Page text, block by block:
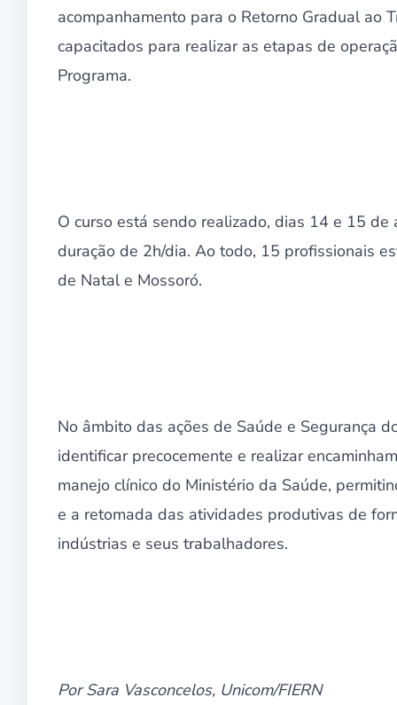
acompanhamento para o Retorno Gradual ao
capacitados para realizar as etapas de
Programa.
O curso está sendo realizado, dias 14 e 15
duração de 2h/dia. Ao todo, 15 profissionais
de Natal e Mossoró.
No âmbito das ações de Saúde e Segurança
identificar precocemente e realizar
manejo clínico do Ministério da Saúde,
e a retomada das atividades produtivas de
indústrias e seus trabalhadores.
Por Sara Vasconcelos, Unicom/FIERN